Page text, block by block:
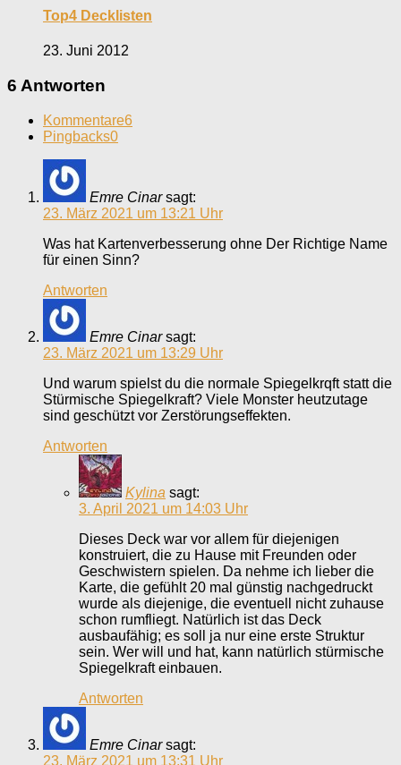
Top4 Decklisten
23. Juni 2012
6 Antworten
Kommentare6
Pingbacks0
Emre Cinar sagt:
23. März 2021 um 13:21 Uhr
Was hat Kartenverbesserung ohne Der Richtige Name
für einen Sinn?
Antworten
Emre Cinar sagt:
23. März 2021 um 13:29 Uhr
Und warum spielst du die normale Spiegelkrqft statt die
Stürmische Spiegelkraft? Viele Monster heutzutage
sind geschützt vor Zerstörungseffekten.
Antworten
Kylina sagt:
3. April 2021 um 14:03 Uhr
Dieses Deck war vor allem für diejenigen
konstruiert, die zu Hause mit Freunden oder
Geschwistern spielen. Da nehme ich lieber die
Karte, die gefühlt 20 mal günstig nachgedruckt
wurde als diejenige, die eventuell nicht zuhause
schon rumfliegt. Natürlich ist das Deck
ausbaufähig; es soll ja nur eine erste Struktur
sein. Wer will und hat, kann natürlich stürmische
Spiegelkraft einbauen.
Antworten
Emre Cinar sagt:
23. März 2021 um 13:31 Uhr